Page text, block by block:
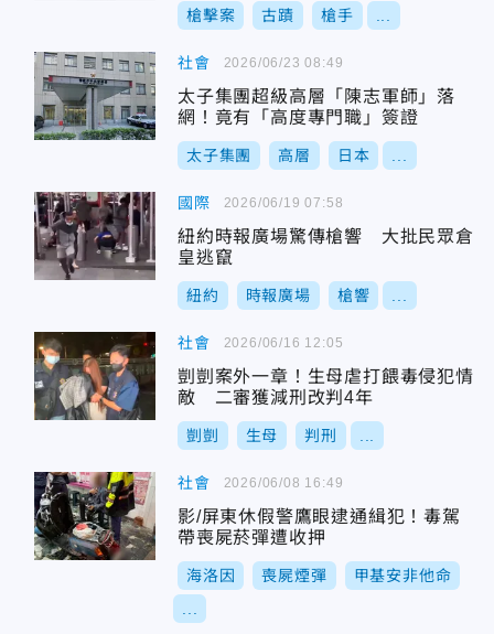
槍擊案 古蹟 槍手
社會
太子集團超級高層「陳志軍師」落
網！竟有「高度專門職」簽證
太子集團 高層 日本
2026/06/23 08:49
國際
紐約時報廣場驚傳槍響 大批民眾倉
皇逃竄
紐約 時報廣場 槍響
2026/06/19 07:58
社會
剴剴案外一章！生母虐打餵毒侵犯情
敵 二審獲減刑改判4年
剴剴 生母 判刑
2026/06/16 12:05
社會
影/屏東休假警鷹眼逮通緝犯！毒駕
帶喪屍菸彈遭收押
海洛因 喪屍煙彈 甲基安非他命
2026/06/08 16:49